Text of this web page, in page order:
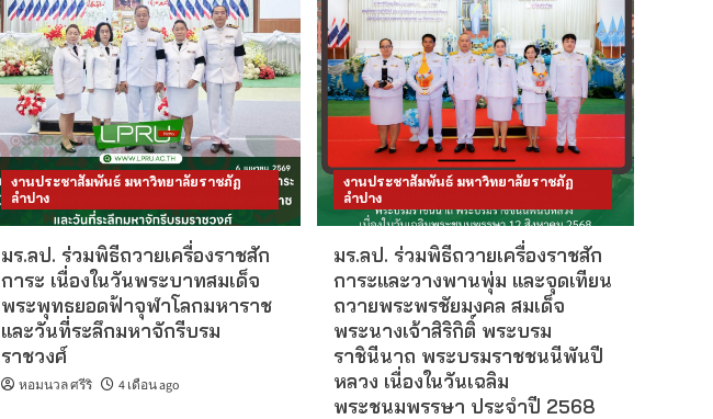
งานประชาสัมพันธ์ มหาวิทยาลัยราชภัฏ
ลำปาง
มร.ลป. ร่วมพิธีถวายเครื่องราชสัก
การะ เนื่องในวันพระบาทสมเด็จ
พระพุทธยอดฟ้าจุฬาโลกมหาราช
และวันที่ระลึกมหาจักรีบรม
ราชวงศ์
หอมนวล ศรีริ 4 เดือน ago
งานประชาสัมพันธ์ มหาวิทยาลัยราชภัฏ
ลำปาง
มร.ลป. ร่วมพิธีถวายเครื่องราชสัก
การะและวางพานพุ่ม และจุดเทียน
ถวายพระพรชัยมงคล สมเด็จ
พระนางเจ้าสิริกิติ์ พระบรม
ราชินีนาถ พระบรมราชชนนีพันปี
หลวง เนื่องในวันเฉลิม
พระชนมพรรษา ประจำปี 2568